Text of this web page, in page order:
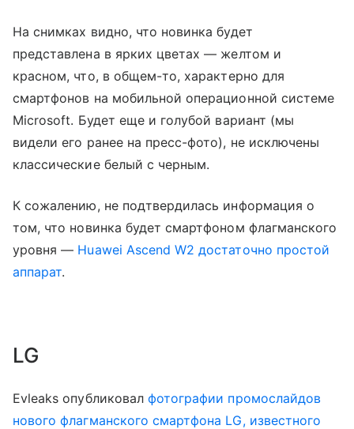
На снимках видно, что новинка будет
представлена в ярких цветах — желтом и
красном, что, в общем-то, характерно для
смартфонов на мобильной операционной системе
Microsoft. Будет еще и голубой вариант (мы
видели его ранее на пресс-фото), не исключены
классические белый с черным.
К сожалению, не подтвердилась информация о
том, что новинка будет смартфоном флагманского
уровня — Huawei Ascend W2 достаточно простой
аппарат.
LG
Evleaks опубликовал фотографии промослайдов
нового флагманского смартфона LG, известного